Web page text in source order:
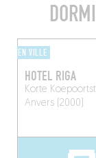
EN VILLE
HOTEL RIGA
Korte
Anvers (2000)